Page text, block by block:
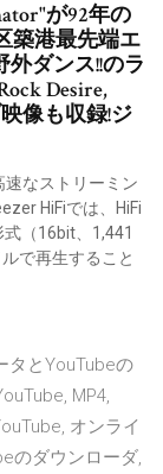
が92年の
築港最先端エ
外ダンス!!のラ
Desire,
像も収録!ジ
速なストリーミン
HiFiでは、HiFi
（16bit、1,441
で再生すること
タとYouTubeの
MP4,
オンライ
のダウンローダ,